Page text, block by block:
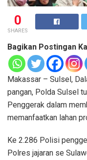
0
SHARES
Bagikan Postingan
Makassar – Sulsel,
pangan, Polda Sulsel
Penggerak dalam
memanfaatkan lahan
Ke 2.286 Polisi
Polres jajaran se